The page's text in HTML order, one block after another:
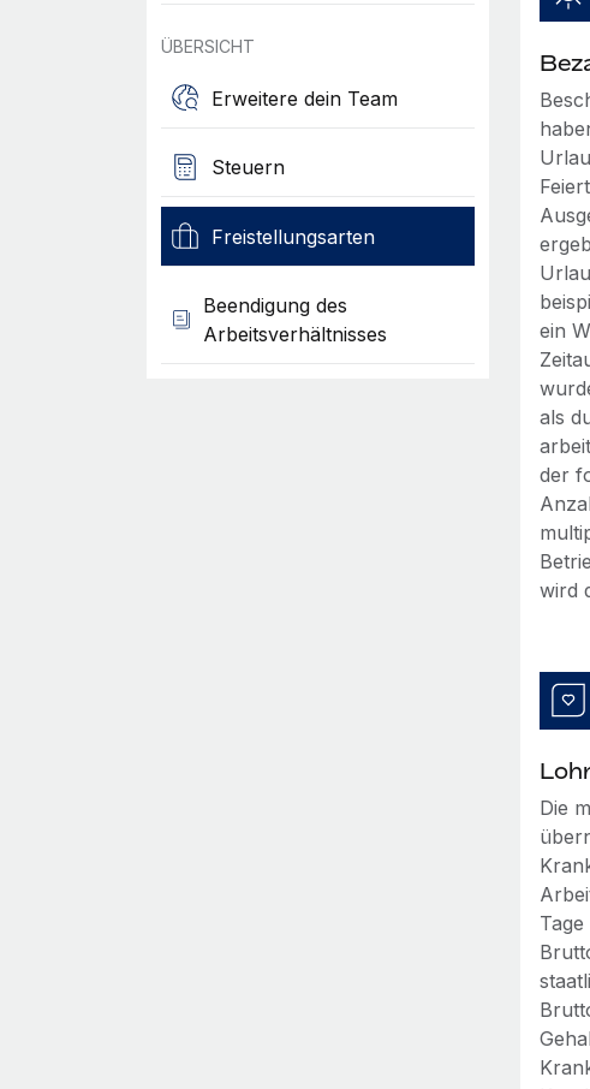
ÜBERSICHT
Erweitere dein Team
Steuern
Freistellungsarten
Beendigung des
Arbeitsverhältnisses
ein
als
der
wird
Die